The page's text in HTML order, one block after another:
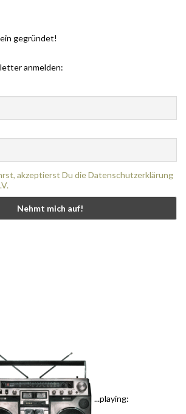
gegründet!
anmelden:
akzeptierst Du die Datenschutzerklärung
...playing: